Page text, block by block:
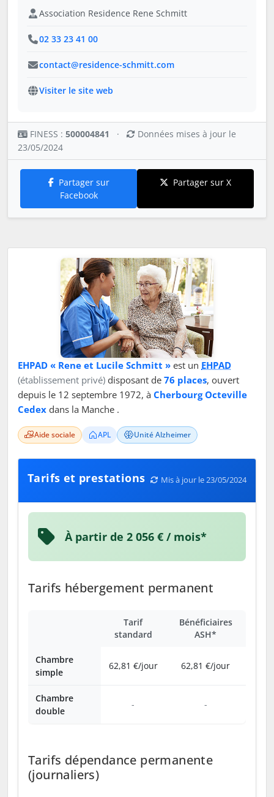
Association Residence Rene Schmitt
02 33 23 41 00
contact@residence-schmitt.com
Visiter le site web
FINESS : 500004841 ·
Données mises à jour le
23/05/2024
Partager sur
Facebook
Partager sur X
EHPAD « Rene et Lucile Schmitt » est un EHPAD
(établissement privé) disposant de 76 places, ouvert
depuis le 12 septembre 1972, à Cherbourg Octeville
Cedex dans la Manche .
Aide sociale APL Unité Alzheimer
Tarifs et prestations Mis à jour le 23/05/2024
À partir de 2 056 € / mois*
Tarifs hébergement permanent
Tarif
standard
Bénéficiaires
ASH*
Chambre
simple
62,81 €/jour 62,81 €/jour
Chambre
double
- -
Tarifs dépendance permanente
(journaliers)